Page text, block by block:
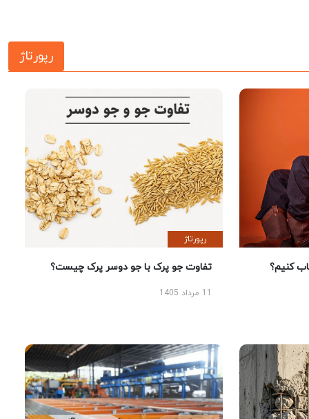
رپورتاژ
کنیم؟
رپورتاژ
تفاوت جو پرک با جو دوسر پرک چیست؟